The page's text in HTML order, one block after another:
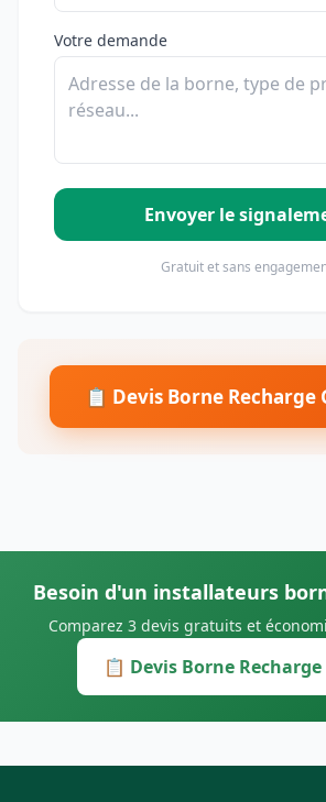
Votre demande
Envoyer le
Gratuit et sans
📋 Devis Borne
Besoin d'un installateurs
Comparez 3 devis gratuits et
📋 Devis Borne